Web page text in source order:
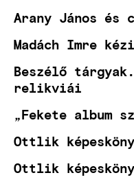
Arany János
Madách Imre
Beszélő
relikviái
„Fekete album
Ottlik
Ottlik